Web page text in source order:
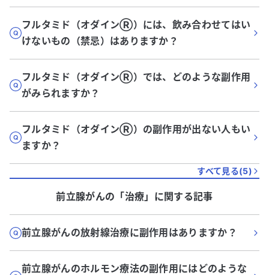
フルタミド（オダインⓇ）には、飲み合わせてはい
けないもの（禁忌）はありますか？
フルタミド（オダインⓇ）では、どのような副作用
がみられますか？
フルタミド（オダインⓇ）の副作用が出ない人もい
ますか？
すべて見る(5)
前立腺がんの「治療」に関する記事
前立腺がんの放射線治療に副作用はありますか？
前立腺がんのホルモン療法の副作用にはどのような